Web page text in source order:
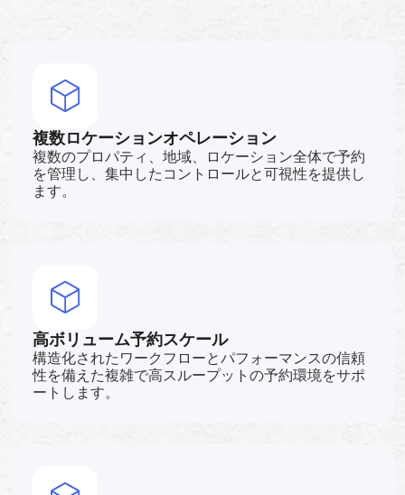
複数ロケーションオペレーション
複数のプロパティ、地域、ロケーション全体で予約
を管理し、集中したコントロールと可視性を提供し
ます。
高ボリューム予約スケール
構造化されたワークフローとパフォーマンスの信頼
性を備えた複雑で高スループットの予約環境をサポ
ートします。